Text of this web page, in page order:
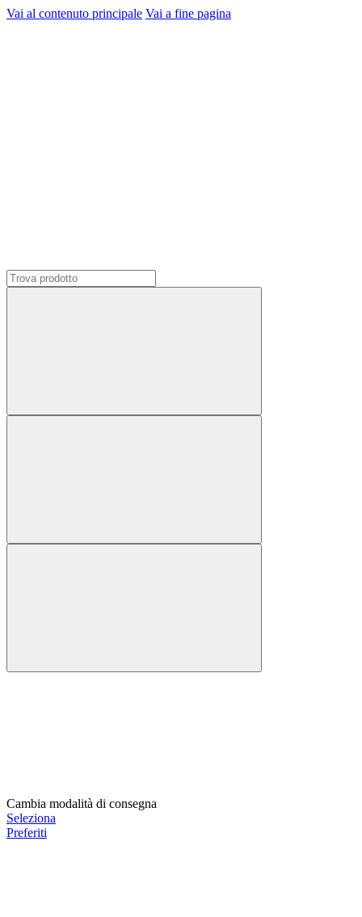
Vai al contenuto principale Vai a fine pagina
Cambia modalità di consegna
Seleziona
Preferiti